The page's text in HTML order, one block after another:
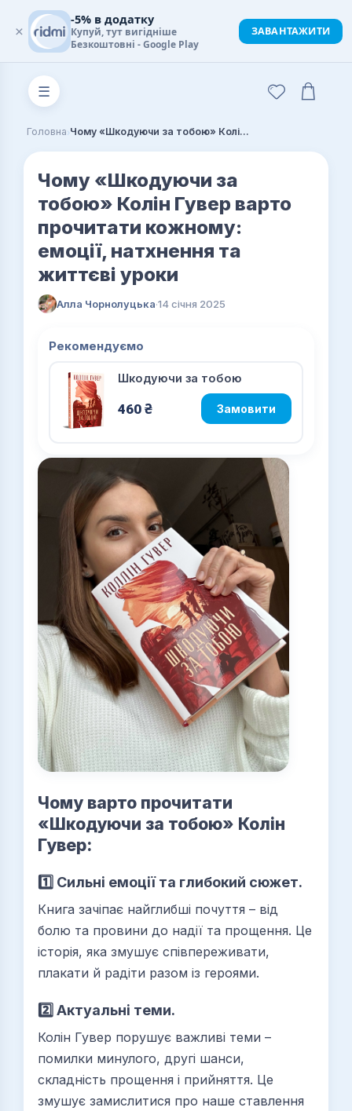
☰
Головна› Чому «Шкодуючи за тобою» Колін Гувер варто прочитати кожному: емоції, натхнення та життєві уроки
Чому «Шкодуючи за
тобою» Колін Гувер варто
прочитати кожному:
емоції, натхнення та
життєві уроки
Алла Чорнолуцька·14 січня 2025
Рекомендуємо
Шкодуючи за тобою
460 ₴ Замовити
Чому варто прочитати
«Шкодуючи за тобою» Колін
Гувер:
1️⃣ Сильні емоції та глибокий сюжет.
Книга зачіпає найглибші почуття – від
болю та провини до надії та прощення. Це
історія, яка змушує співпереживати,
плакати й радіти разом із героями.
2️⃣ Актуальні теми.
Колін Гувер порушує важливі теми –
помилки минулого, другі шанси,
складність прощення і прийняття. Це
змушує замислитися про наше ставлення
×
-5% в додатку
Купуй, тут вигідніше
Безкоштовні - Google Play
ЗАВАНТАЖИТИ